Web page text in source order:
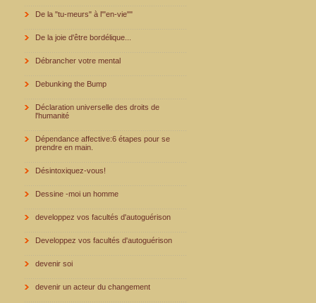
De la "tu-meurs" à l'"en-vie""
De la joie d'être bordélique...
Débrancher votre mental
Debunking the Bump
Déclaration universelle des droits de
l'humanité
Dépendance affective:6 étapes pour se
prendre en main.
Désintoxiquez-vous!
Dessine -moi un homme
developpez vos facultés d'autoguérison
Developpez vos facultés d'autoguérison
devenir soi
devenir un acteur du changement